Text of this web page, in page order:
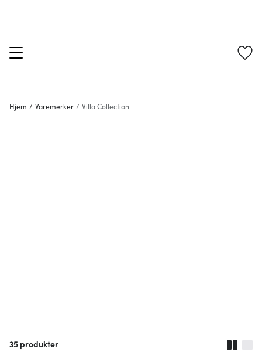
Hjem / Varemerker / Villa Collection
35 produkter